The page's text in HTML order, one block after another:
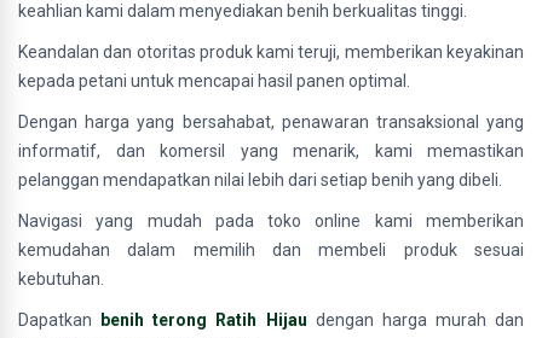
keahlian kami dalam menyediakan benih berkualitas tinggi.
Keandalan dan otoritas produk kami teruji, memberikan keyakinan
kepada petani untuk mencapai hasil panen optimal.
Dengan harga yang bersahabat, penawaran transaksional yang
informatif, dan komersil yang menarik, kami memastikan
pelanggan mendapatkan nilai lebih dari setiap benih yang dibeli.
Navigasi yang mudah pada toko online kami memberikan
kemudahan dalam memilih dan membeli produk sesuai
kebutuhan.
Dapatkan benih terong Ratih Hijau dengan harga murah dan